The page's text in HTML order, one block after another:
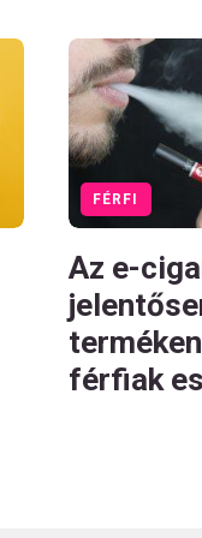
FÉRFI
Az e-
férfiak